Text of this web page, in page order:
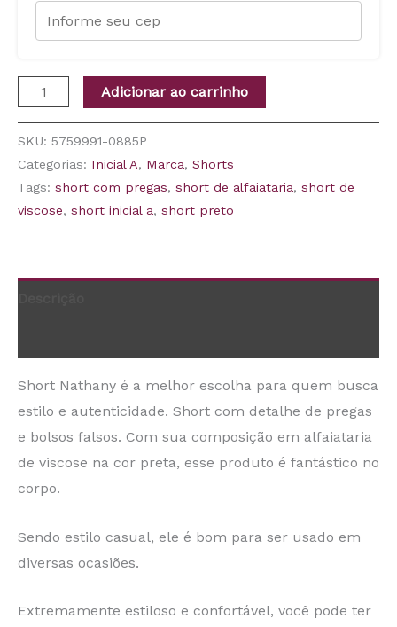
Adicionar ao carrinho
SKU: 5759991-0885P
Categorias: Inicial A, Marca, Shorts
Tags: short com pregas, short de alfaiataria, short de
viscose, short inicial a, short preto
Short Nathany é a melhor escolha para quem busca
estilo e autenticidade. Short com detalhe de pregas
e bolsos falsos. Com sua composição em alfaiataria
de viscose na cor preta, esse produto é fantástico no
corpo.
Sendo estilo casual, ele é bom para ser usado em
diversas ocasiões.
Extremamente estiloso e confortável, você pode ter